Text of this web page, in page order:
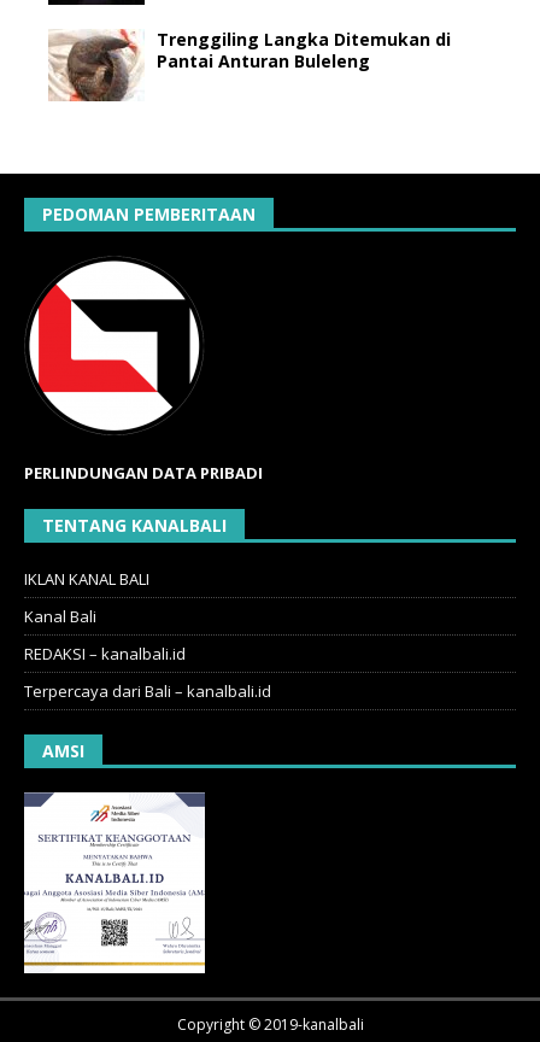
Trenggiling Langka Ditemukan di
Pantai Anturan Buleleng
PEDOMAN PEMBERITAAN
PERLINDUNGAN DATA PRIBADI
TENTANG KANALBALI
IKLAN KANAL BALI
Kanal Bali
REDAKSI – kanalbali.id
Terpercaya dari Bali – kanalbali.id
AMSI
Copyright © 2019-kanalbali